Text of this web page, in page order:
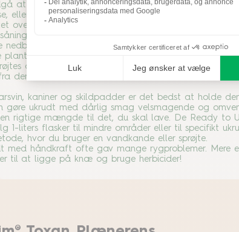
at sprøjte de planter, du vil beholde. Når du
eller sæt store udskårne sodavandsflasker uden
overflade, skal du bruge et biologisk nedbrydeligt
nedbryder den vokslignende overflade og pesticidet
i haven, så snurre dem forsigtigt op (uden at
det med et ukrudtsmiddel.
den behandlede overflade, når herbicidet er tørret.
kaniner og skildpadder er det bedst at holde
gøre ukrudt med dårlig smag velsmagende og
rigtige mængde til det, du skal lave. De Ready to
liters flasker til mindre områder eller til specifikt
hvor du bruger en vandkande eller sprøjte.
med håndkraft ofte gav mange rygproblemer. Mere
til at ligge på knæ og bruge herbicider!